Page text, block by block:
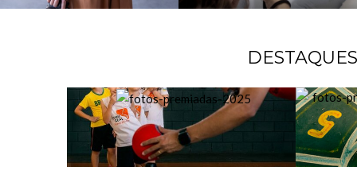
DESTAQUES